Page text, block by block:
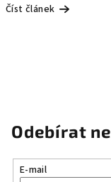
Číst článek
Odebírat
E-mail